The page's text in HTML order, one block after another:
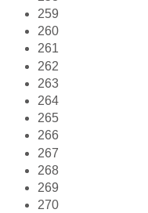
259
260
261
262
263
264
265
266
267
268
269
270